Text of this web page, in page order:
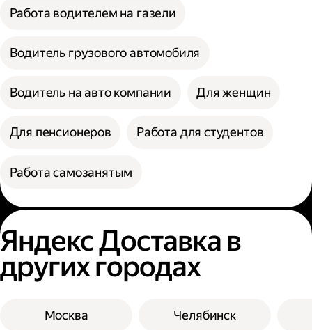
Работа водителем на газели
Водитель грузового автомобиля
Водитель на авто компании Для женщин
Для пенсионеров Работа для студентов
Работа самозанятым
Яндекс Доставка в
других городах
Москва Челябинск